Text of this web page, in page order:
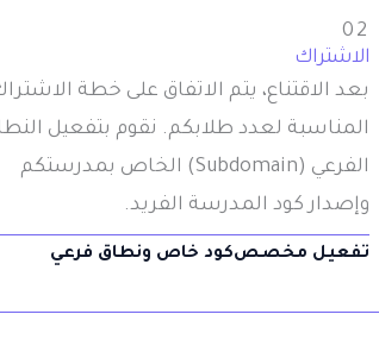
02
الاشتراك
بعد الاقتناع، يتم الاتفاق على خطة
المناسبة لعدد طلابكم. نقوم بتفعيل
الفرعي (Subdomain) الخاص بمدرستكم
وإصدار كود المدرسة الفريد.
تفعيل مخصصكود خاص ونطاق فرعي